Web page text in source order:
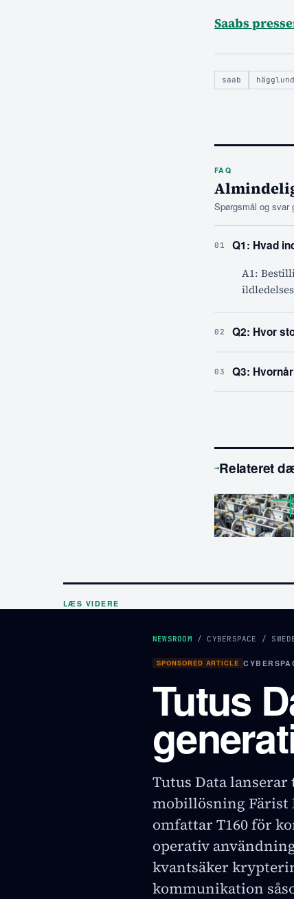
Saabs
saab
FAQ
Spørgsmål og svar
01 Q1: Hvad
A1:
02 Q2: Hvor
03 Q3:
→Relateret
LÆS VIDERE
NEWSROOM / CYBERSPACE /
SPONSORED ARTICLE
Tutus
Tutus Data
mobillösning Färist
omfattar T160 för
operativ
kvantsäker
kommunikation